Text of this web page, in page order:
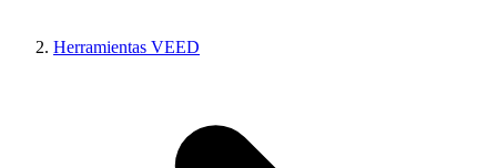
Herramientas VEED